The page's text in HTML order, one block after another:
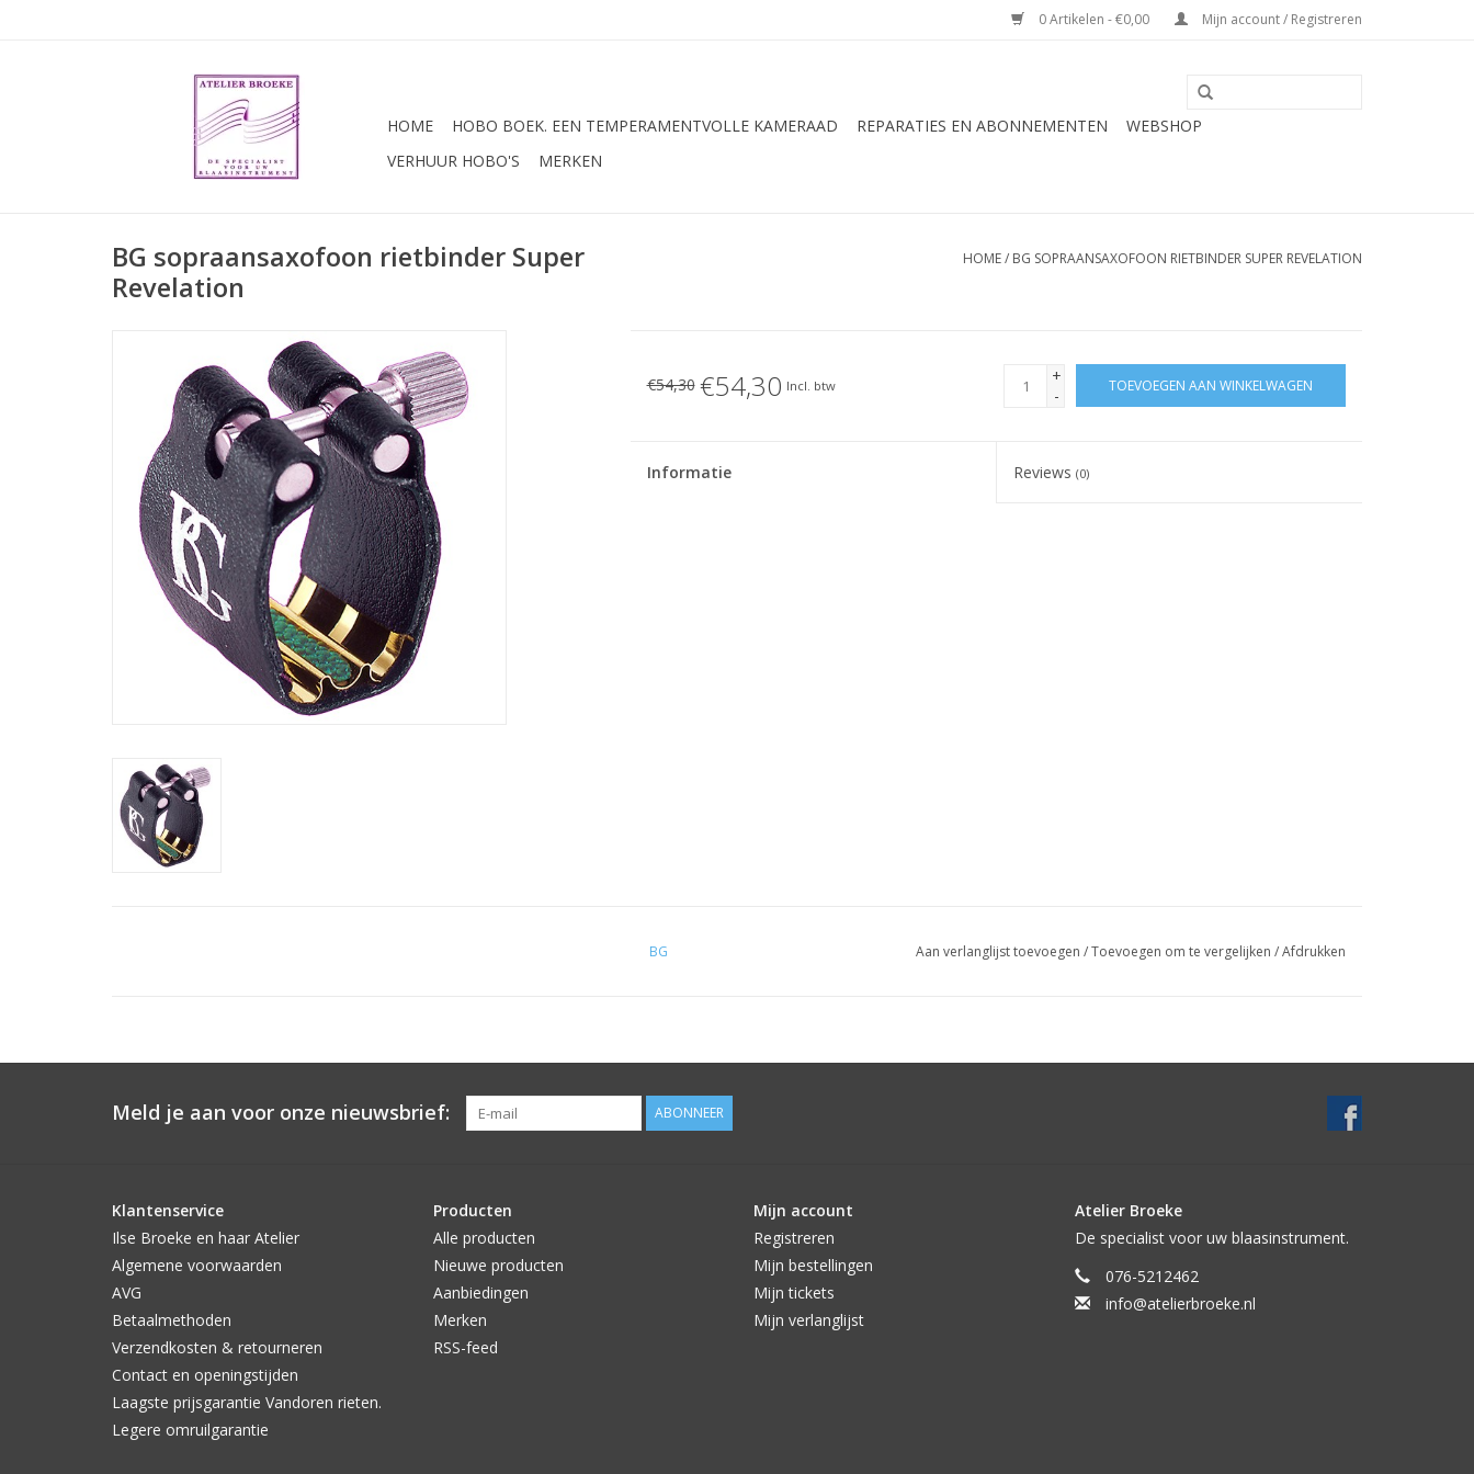
0 Artikelen - €0,00 Mijn account / Registreren
HOME HOBO BOEK. EEN TEMPERAMENTVOLLE KAMERAAD REPARATIES EN ABONNEMENTEN
WEBSHOP
VERHUUR HOBO'S
MERKEN
BG sopraansaxofoon rietbinder Super
Revelation
HOME/ BG SOPRAANSAXOFOON RIETBINDER SUPER REVELATION
€54,30 €54,30 Incl. btw
+
-
TOEVOEGEN AAN WINKELWAGEN
Informatie Reviews(0)
BG Aan verlanglijst toevoegen /Toevoegen om te vergelijken /Afdrukken
Meld je aan voor onze nieuwsbrief: ABONNEER
Klantenservice
Ilse Broeke en haar Atelier
Algemene voorwaarden
AVG
Betaalmethoden
Verzendkosten & retourneren
Contact en openingstijden
Laagste prijsgarantie Vandoren rieten.
Legere omruilgarantie
Producten
Alle producten
Nieuwe producten
Aanbiedingen
Merken
RSS-feed
Mijn account
Registreren
Mijn bestellingen
Mijn tickets
Mijn verlanglijst
Atelier Broeke
De specialist voor uw blaasinstrument.
076-5212462
info@atelierbroeke.nl